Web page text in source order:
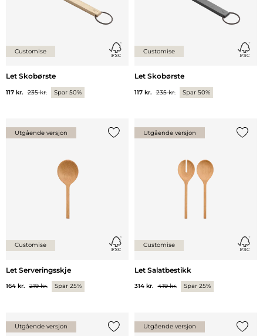
Customise
Let Skobørste
117 kr. 235 kr. Spar 50%
Customise
Let Skobørste
117 kr. 235 kr. Spar 50%
Utgående versjon
Customise
Let Serveringsskje
164 kr. 219 kr. Spar 25%
Utgående versjon
Customise
Let Salatbestikk
314 kr. 419 kr. Spar 25%
Utgående versjon Utgående versjon